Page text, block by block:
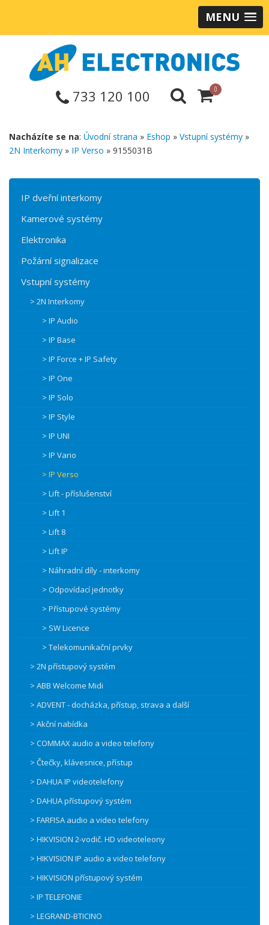
MENU
733 120 100 0
Nacházíte se na: Úvodní strana » Eshop » Vstupní systémy »
2N Interkomy » IP Verso » 9155031B
IP dveřní interkomy
Kamerové systémy
Elektronika
Požární signalizace
Vstupní systémy
> 2N Interkomy
> IP Audio
> IP Base
> IP Force + IP Safety
> IP One
> IP Solo
> IP Style
> IP UNI
> IP Vario
> IP Verso
> Lift - příslušenství
> Lift 1
> Lift 8
> Lift IP
> Náhradní díly - interkomy
> Odpovídací jednotky
> Přístupové systémy
> SW Licence
> Telekomunikační prvky
> 2N přístupový systém
> ABB Welcome Midi
> ADVENT - docházka, přístup, strava a další
> Akční nabídka
> COMMAX audio a video telefony
> Čtečky, klávesnice, přístup
> DAHUA IP videotelefony
> DAHUA přístupový systém
> FARFISA audio a video telefony
> HIKVISION 2-vodič. HD videoteleony
> HIKVISION IP audio a video telefony
> HIKVISION přístupový systém
> IP TELEFONIE
> LEGRAND-BTICINO